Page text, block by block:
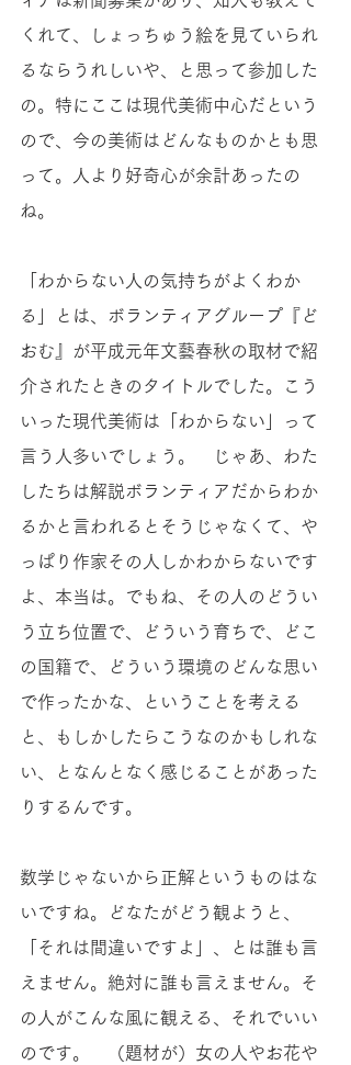
くれて、しょっちゅう絵を見ていられ
るならうれしいや、と思って参加した
の。特にここは現代美術中心だという
ので、今の美術はどんなものかとも思
って。人より好奇心が余計あったの
ね。
「わからない人の気持ちがよくわか
る」とは、ボランティアグループ『ど
おむ』が平成元年文藝春秋の取材で紹
介されたときのタイトルでした。こう
いった現代美術は「わからない」って
言う人多いでしょう。　じゃあ、わた
したちは解説ボランティアだからわか
るかと言われるとそうじゃなくて、や
っぱり作家その人しかわからないです
よ、本当は。でもね、その人のどうい
う立ち位置で、どういう育ちで、どこ
の国籍で、どういう環境のどんな思い
で作ったかな、ということを考える
と、もしかしたらこうなのかもしれな
い、となんとなく感じることがあった
りするんです。
数学じゃないから正解というものはな
いですね。どなたがどう観ようと、
「それは間違いですよ」、とは誰も言
えません。絶対に誰も言えません。そ
の人がこんな風に観える、それでいい
のです。　（題材が）女の人やお花や